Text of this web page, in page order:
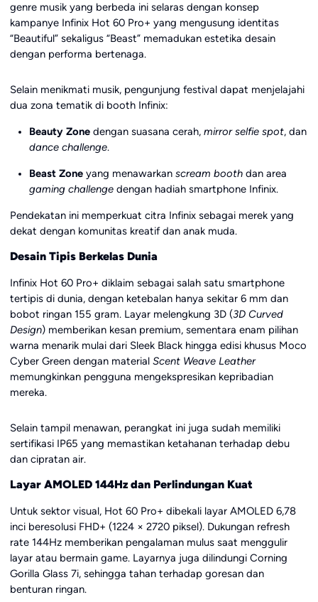
genre musik yang berbeda ini selaras dengan konsep
kampanye Infinix Hot 60 Pro+ yang mengusung identitas
“Beautiful” sekaligus “Beast” memadukan estetika desain
dengan performa bertenaga.
Selain menikmati musik, pengunjung festival dapat menjelajahi
dua zona tematik di booth Infinix:
Beauty Zonedengan suasana cerah, mirror selfie spot, dan
dance challenge.
Beast Zoneyang menawarkan scream boothdan area
gaming challengedengan hadiah smartphone Infinix.
Pendekatan ini memperkuat citra Infinix sebagai merek yang
dekat dengan komunitas kreatif dan anak muda.
Desain Tipis Berkelas Dunia
Infinix Hot 60 Pro+ diklaim sebagai salah satu smartphone
tertipis di dunia, dengan ketebalan hanya sekitar 6 mm dan
bobot ringan 155 gram. Layar melengkung 3D (3D Curved
Design) memberikan kesan premium, sementara enam pilihan
warna menarik mulai dari Sleek Black hingga edisi khusus Moco
Cyber Green dengan material Scent Weave Leather
memungkinkan pengguna mengekspresikan kepribadian
mereka.
Selain tampil menawan, perangkat ini juga sudah memiliki
sertifikasi IP65 yang memastikan ketahanan terhadap debu
dan cipratan air.
Layar AMOLED 144Hz dan Perlindungan Kuat
Untuk sektor visual, Hot 60 Pro+ dibekali layar AMOLED 6,78
inci beresolusi FHD+ (1224 × 2720 piksel). Dukungan refresh
rate 144Hz memberikan pengalaman mulus saat menggulir
layar atau bermain game. Layarnya juga dilindungi Corning
Gorilla Glass 7i, sehingga tahan terhadap goresan dan
benturan ringan.